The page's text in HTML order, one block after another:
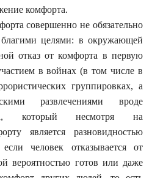
комфорта.
совершенно не обязательно
благими целями: в окружающей
отказ от комфорта в первую
в войнах (в том числе в
группировках, а
развлечениями вроде
который несмотря на
является разновидностью
человек отказывается от
вероятностью готов или даже